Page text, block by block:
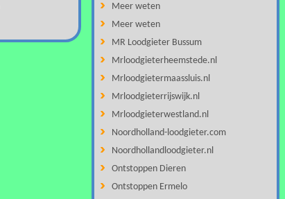
Meer weten
Meer weten
MR Loodgieter Bussum
Mrloodgieterheemstede.nl
Mrloodgietermaassluis.nl
Mrloodgieterrijswijk.nl
Mrloodgieterwestland.nl
Noordholland-loodgieter.com
Noordhollandloodgieter.nl
Ontstoppen Dieren
Ontstoppen Ermelo